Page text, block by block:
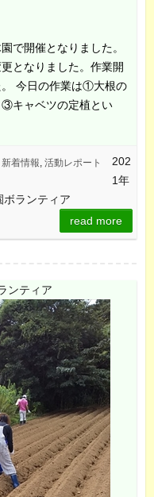
で開催となりました。
となりました。作業開
今日の作業は①大根の
キャベツの定植とい
新着情報, 活動レポート
202
1年
ランティア
read more
ンティア